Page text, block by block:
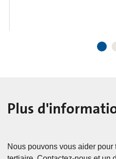
Plus
Nous pouvons vous aider pour